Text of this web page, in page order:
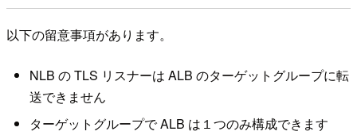
以下の留意事項があります。
NLB の TLS リスナーは ALB のターゲットグループに転
送できません
ターゲットグループで ALB は１つのみ構成できます